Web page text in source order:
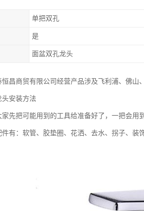
单把双孔
是
面盆双孔龙头
恒昌商贸有限公司经营产品涉及飞利浦、佛山
头安装方法
家先把可能用到的工具给准备好了，一把会
有：软管、胶垫圈、花洒、去水、拐子、装